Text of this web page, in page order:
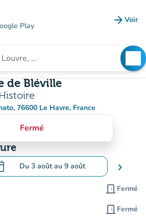
Play arrow_forward Voir
de Bléville
76600 Le Havre, France
(ouvrir dans Google Maps)
(nouvel onglet)
Fermé
Du 3 aoûtau 9 août
le calendrier pour changer de
chevron_right
door_front Fermé
door_front Fermé